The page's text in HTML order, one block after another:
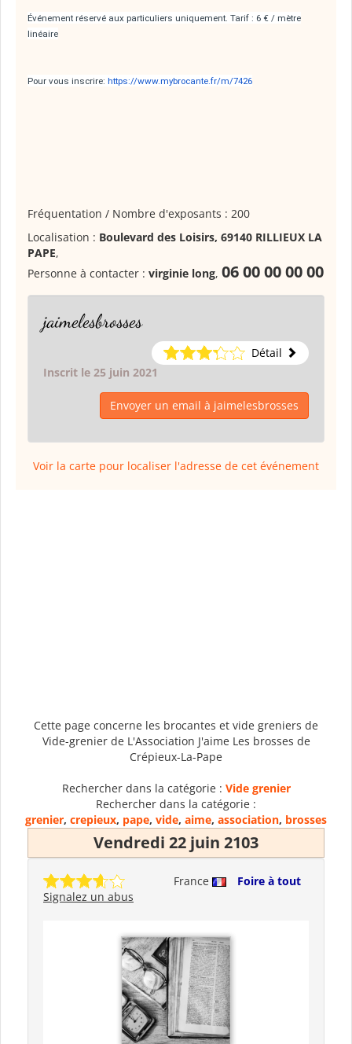
Événement réservé aux particuliers uniquement. Tarif : 6 € / mètre
linéaire
Pour vous inscrire: https://www.mybrocante.fr/m/7426
Fréquentation / Nombre d'exposants : 200
Localisation : Boulevard des Loisirs, 69140 RILLIEUX LA
PAPE,
Personne à contacter : virginie long, 06 00 00 00 00
jaimelesbrosses
Détail
Inscrit le 25 juin 2021
Envoyer un email à jaimelesbrosses
Voir la carte pour localiser l'adresse de cet événement
Cette page concerne les brocantes et vide greniers de
Vide-grenier de L'Association J'aime Les brosses de
Crépieux-La-Pape
Rechercher dans la catégorie : Vide grenier
Rechercher dans la catégorie :
grenier, crepieux, pape, vide, aime, association, brosses
Vendredi 22 juin 2103
France
Foire à tout
Signalez un abus